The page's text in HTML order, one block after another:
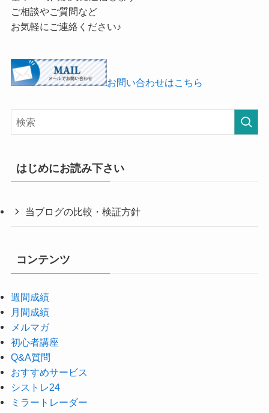
ご相談やご質問など
お気軽にご連絡ください♪
お問い合わせはこちら
はじめにお読み下さい
当ブログの比較・検証方針
コンテンツ
週間成績
月間成績
メルマガ
初心者講座
Q&A質問
おすすめサービス
シストレ24
ミラートレーダー